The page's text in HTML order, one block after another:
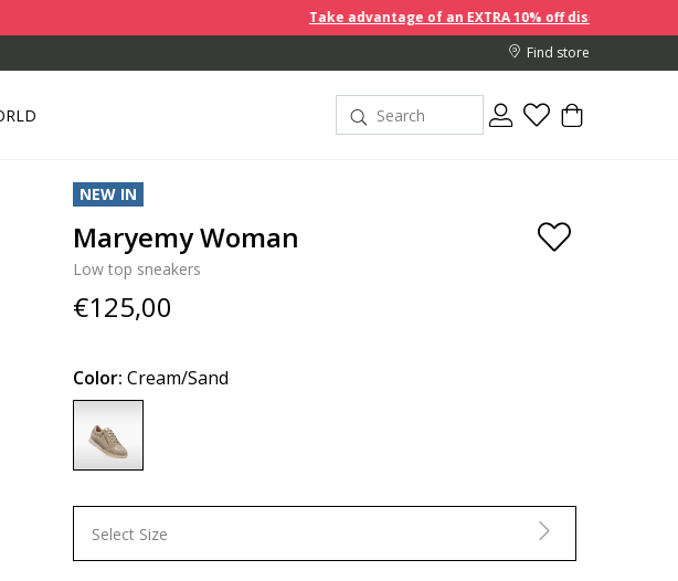
Take advantage of an EXTRA 10% off discount prices when
Find store
NEW IN
Maryemy Woman
Low top sneakers
€125,00
Color: Cream/Sand
Select Size